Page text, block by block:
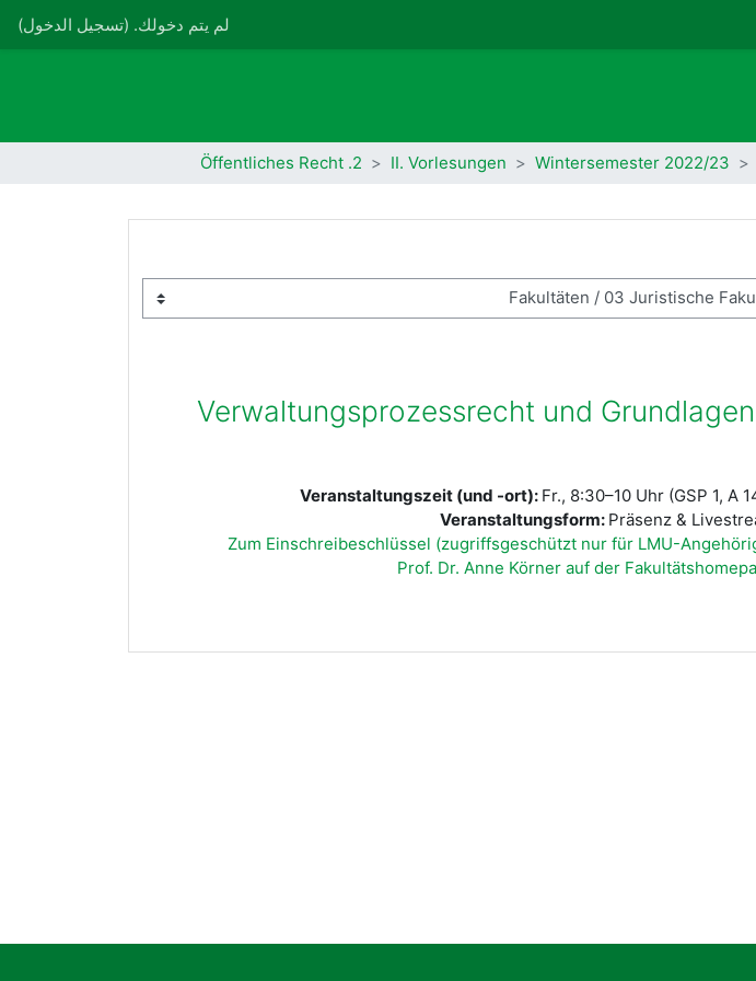
لم يتم دخولك. (تسجيل الدخول)
Wintersemester 2022/23
II. Vorlesungen
2. Öffentliches Recht
Verwaltungsprozessrecht und
Veranstaltungszeit (und -ort): Fr., 8:30–10 Uhr (GSP 1, A
Veranstaltungsform: Präsenz &
Zum Einschreibeschlüssel (zugriffsgeschützt nur für LMU-
Prof. Dr. Anne Körner auf der